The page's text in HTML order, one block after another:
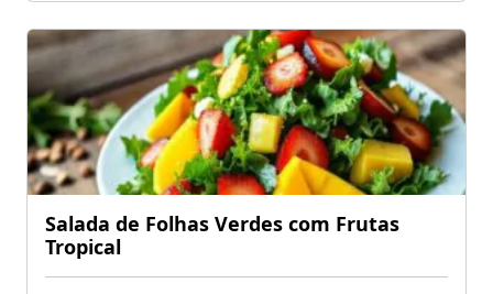
Salada de Folhas Verdes com Frutas
Tropical